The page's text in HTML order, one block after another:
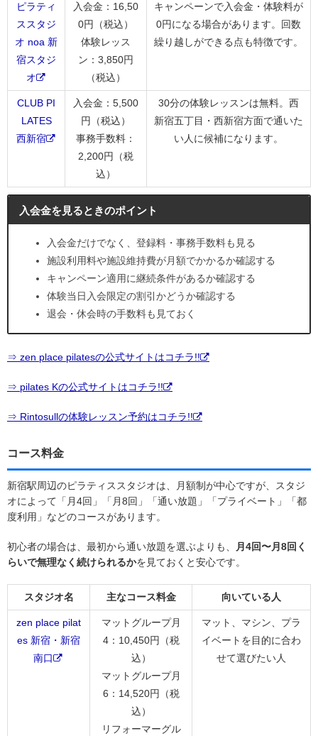
ピラティ
ススタジ
オ noa 新
宿スタジ
オ
入会金：16,50
0円（税込）
体験レッス
ン：3,850円
（税込）
キャンペーンで入会金・体験料が
0円になる場合があります。回数
繰り越しができる点も特徴です。
CLUB PI
LATES
西新宿
入会金：5,500
円（税込）
事務手数料：
2,200円（税
込）
30分の体験レッスンは無料。西
新宿五丁目・西新宿方面で通いた
い人に候補になります。
入会金を見るときのポイント
入会金だけでなく、登録料・事務手数料も見る
施設利用料や施設維持費が月額でかかるか確認する
キャンペーン適用に継続条件があるか確認する
体験当日入会限定の割引かどうか確認する
退会・休会時の手数料も見ておく
⇒ zen place pilatesの公式サイトはコチラ!!
⇒ pilates Kの公式サイトはコチラ!!
⇒ Rintosullの体験レッスン予約はコチラ!!
コース料金
新宿駅周辺のピラティススタジオは、月額制が中心ですが、スタジ
オによって「月4回」「月8回」「通い放題」「プライベート」「都
度利用」などのコースがあります。
初心者の場合は、最初から通い放題を選ぶよりも、
月4回〜月8回く
らいで無理なく続けられるかを見ておくと安心です。
スタジオ名 主なコース料金 向いている人
zen place pilat
es 新宿・新宿
南口
マットグループ月
4：10,450円（税
込）
マットグループ月
6：14,520円（税
込）
リフォーマーグル
マット、マシン、プラ
イベートを目的に合わ
せて選びたい人